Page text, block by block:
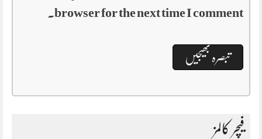
browser for the next time I comment.
فیچر کالمز